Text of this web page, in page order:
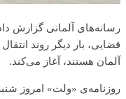
رسانه‌های آلمانی گزارش
قضایی، بار دیگر روند
آلمان هستند، آغاز می‌کند.